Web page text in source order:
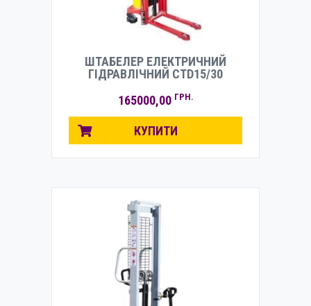
ШТАБЕЛЕР ЕЛЕКТРИЧНИЙ
ГІДРАВЛІЧНИЙ CTD15/30
165000,00 ГРН.
КУПИТИ